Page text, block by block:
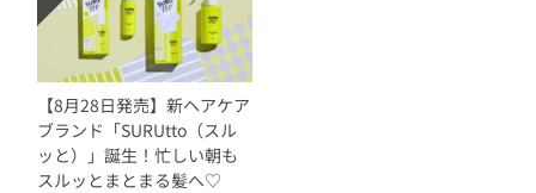
【8月28日発売】新ヘアケア
ブランド「SURUtto（スル
ッと）」誕生！忙しい朝も
スルッとまとまる髪へ♡